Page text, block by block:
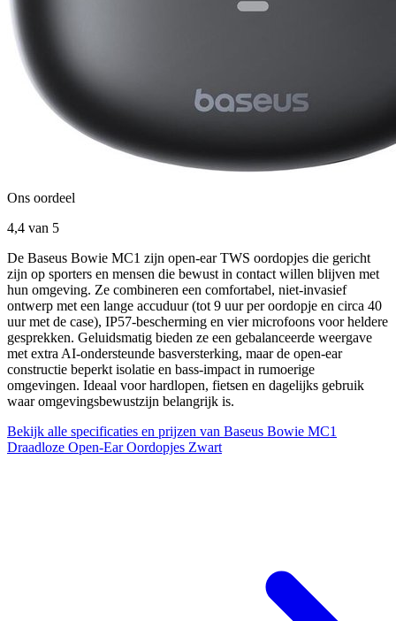
Ons oordeel
4,4 van 5
De Baseus Bowie MC1 zijn open-ear TWS oordopjes die gericht
zijn op sporters en mensen die bewust in contact willen blijven met
hun omgeving. Ze combineren een comfortabel, niet-invasief
ontwerp met een lange accuduur (tot 9 uur per oordopje en circa 40
uur met de case), IP57-bescherming en vier microfoons voor heldere
gesprekken. Geluidsmatig bieden ze een gebalanceerde weergave
met extra AI-ondersteunde basversterking, maar de open-ear
constructie beperkt isolatie en bass-impact in rumoerige
omgevingen. Ideaal voor hardlopen, fietsen en dagelijks gebruik
waar omgevingsbewustzijn belangrijk is.
Bekijk alle specificaties en prijzen van Baseus Bowie MC1
Draadloze Open-Ear Oordopjes Zwart